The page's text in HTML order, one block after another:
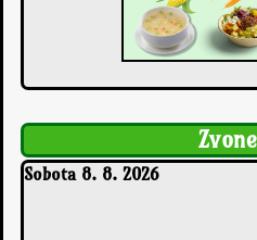
Sobota 8. 8. 2026